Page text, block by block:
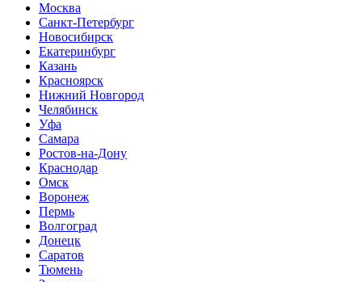
Москва
Санкт-Петербург
Новосибирск
Екатеринбург
Казань
Красноярск
Нижний Новгород
Челябинск
Уфа
Самара
Ростов-на-Дону
Краснодар
Омск
Воронеж
Пермь
Волгоград
Донецк
Саратов
Тюмень